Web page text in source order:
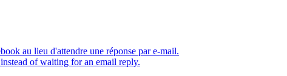
au lieu d'attendre une réponse par e-mail.
of waiting for an email reply.